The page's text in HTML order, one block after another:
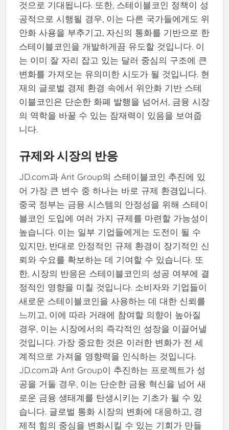
것으로 기대됩니다. 또한, 스테이블코인 정책이 성
공적으로 시행될 경우, 이는 다른 국가들에게도 위
안화 사용을 부추기고, 자신의 통화를 기반으로 한
스테이블코인을 개발하게끔 유도할 것입니다. 이
는 이미 잘 자리 잡고 있는 달러 중심의 구조에 큰
변화를 가져오는 유의미한 시도가 될 것입니다. 현
재의 글로벌 경제 환경 속에서 위안화 기반 스테
이블코인은 단순한 화폐 발행을 넘어서, 금융 시장
의 역학을 바꿀 수 있는 잠재력이 있음을 보여줍
니다.
규제와 시장의 반응
JD.com과 Ant Group의 스테이블코인 추진에 있
어 가장 큰 변수 중 하나는 바로 규제 환경입니다.
중국 정부는 금융 시스템의 안정성을 위해 스테이
블코인 도입에 여러 가지 규제를 마련할 가능성이
높습니다. 이는 일부 기업들에게는 도전이 될 수
있지만, 반대로 안정적인 규제 환경이 장기적인 신
뢰와 수요를 확보하는 데 기여할 수 있습니다. 또
한, 시장의 반응은 스테이블코인의 성공 여부에 결
정적인 영향을 미칠 것입니다. 소비자와 기업들이
새로운 스테이블코인을 사용하는 데 대한 신뢰를
느끼고, 이에 따라 거래에 참여할 의향이 높아질
경우, 이는 시장에서의 즉각적인 성장을 이끌어낼
것입니다. 가장 중요한 것은 이러한 변화가 전 세
계적으로 가져올 영향력을 인식하는 것입니다.
JD.com과 Ant Group이 추진하는 프로젝트가 성
공을 거둘 경우, 이는 단순한 금융 혁신을 넘어 새
로운 금융 생태계를 탄생시키는 기초가 될 수 있
습니다. 글로벌 통화 시장의 변화에 대응하고, 경
제적 힘의 중심을 변화시킬 수 있는 기회가 만들